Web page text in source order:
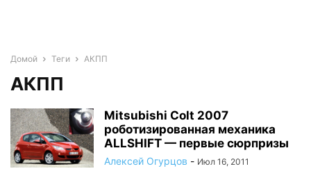
Домой Теги АКПП
АКПП
Mitsubishi Colt 2007
роботизированная механика
ALLSHIFT — первые сюрпризы
Алексей Огурцов - Июл 16, 2011